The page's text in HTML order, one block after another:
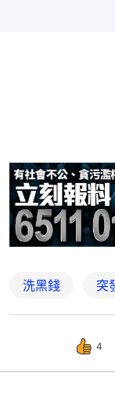
洗黑錢 突
4